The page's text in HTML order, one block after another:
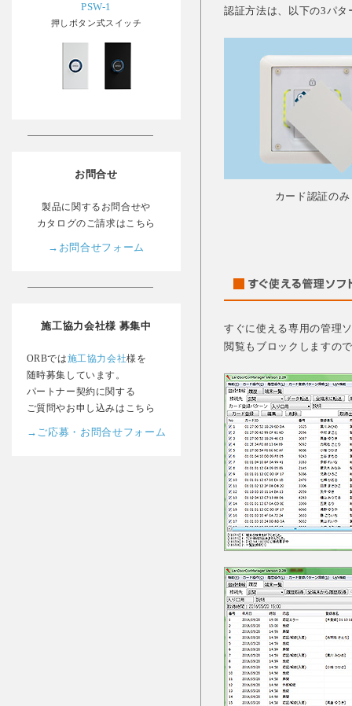
PSW-1
押しボタン式スイッチ
お問合せ
製品に関するお問合せや
カタログのご請求はこちら
→お問合せフォーム
施工協力会社様 募集中
ORBでは施工協力会社様を
随時募集しています。
パートナー契約に関する
ご質問やお申し込みはこちら
→ご応募・お問合せフォーム
認証方法は、以下の3パ
カード認証のみ
すぐに使える専用の管理
閲覧もブロックしますの